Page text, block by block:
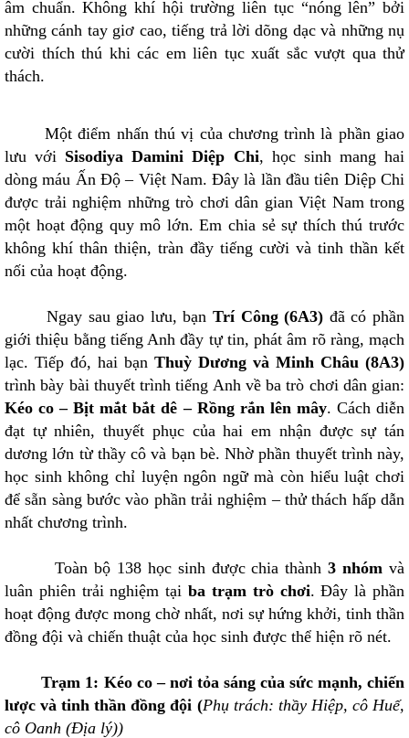
âm chuẩn. Không khí hội trường liên tục “nóng lên” bởi
những cánh tay giơ cao, tiếng trả lời dõng dạc và những nụ
cười thích thú khi các em liên tục xuất sắc vượt qua thử
thách.
Một điểm nhấn thú vị của chương trình là phần giao
lưu với Sisodiya Damini Diệp Chi, học sinh mang hai
dòng máu Ấn Độ – Việt Nam. Đây là lần đầu tiên Diệp Chi
được trải nghiệm những trò chơi dân gian Việt Nam trong
một hoạt động quy mô lớn. Em chia sẻ sự thích thú trước
không khí thân thiện, tràn đầy tiếng cười và tinh thần kết
nối của hoạt động.
Ngay sau giao lưu, bạnTrí Công (6A3) đã có phần
giới thiệu bằng tiếng Anh đầy tự tin, phát âm rõ ràng, mạch
lạc. Tiếp đó, hai bạn Thuỳ Dương và Minh Châu (8A3)
trình bày bài thuyết trình tiếng Anh về ba trò chơi dân gian:
Kéo co – Bịt mắt bắt dê – Rồng rắn lên mây. Cách diễn
đạt tự nhiên, thuyết phục của hai em nhận được sự tán
dương lớn từ thầy cô và bạn bè. Nhờ phần thuyết trình này,
học sinh không chỉ luyện ngôn ngữ mà còn hiểu luật chơi
để sẵn sàng bước vào phần trải nghiệm – thử thách hấp dẫn
nhất chương trình.
Toàn bộ 138 học sinh được chia thành3 nhóm và
luân phiên trải nghiệm tạiba trạm trò chơi. Đây là phần
hoạt động được mong chờ nhất, nơi sự hứng khởi, tinh thần
đồng đội và chiến thuật của học sinh được thể hiện rõ nét.
Trạm 1: Kéo co – nơi tỏa sáng của sức mạnh, chiến
lược và tinh thần đồng đội (Phụ trách: thầy Hiệp, cô Huế,
cô Oanh (Địa lý))